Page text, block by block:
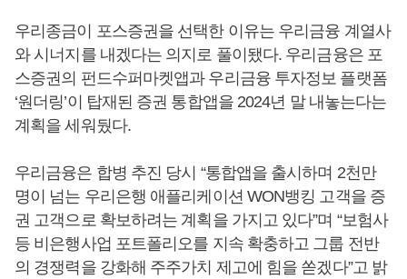
우리종금이 포스증권을 선택한 이유는 우리금융 계열사
와 시너지를 내겠다는 의지로 풀이됐다. 우리금융은 포
스증권의 펀드수퍼마켓앱과 우리금융 투자정보 플랫폼
‘원더링’이 탑재된 증권 통합앱을 2024년 말 내놓는다는
계획을 세워뒀다.
우리금융은 합병 추진 당시 “통합앱을 출시하며 2천만
명이 넘는 우리은행 애플리케이션 WON뱅킹 고객을 증
권 고객으로 확보하려는 계획을 가지고 있다”며 “보험사
등 비은행사업 포트폴리오를 지속 확충하고 그룹 전반
의 경쟁력을 강화해 주주가치 제고에 힘을 쏟겠다”고 밝